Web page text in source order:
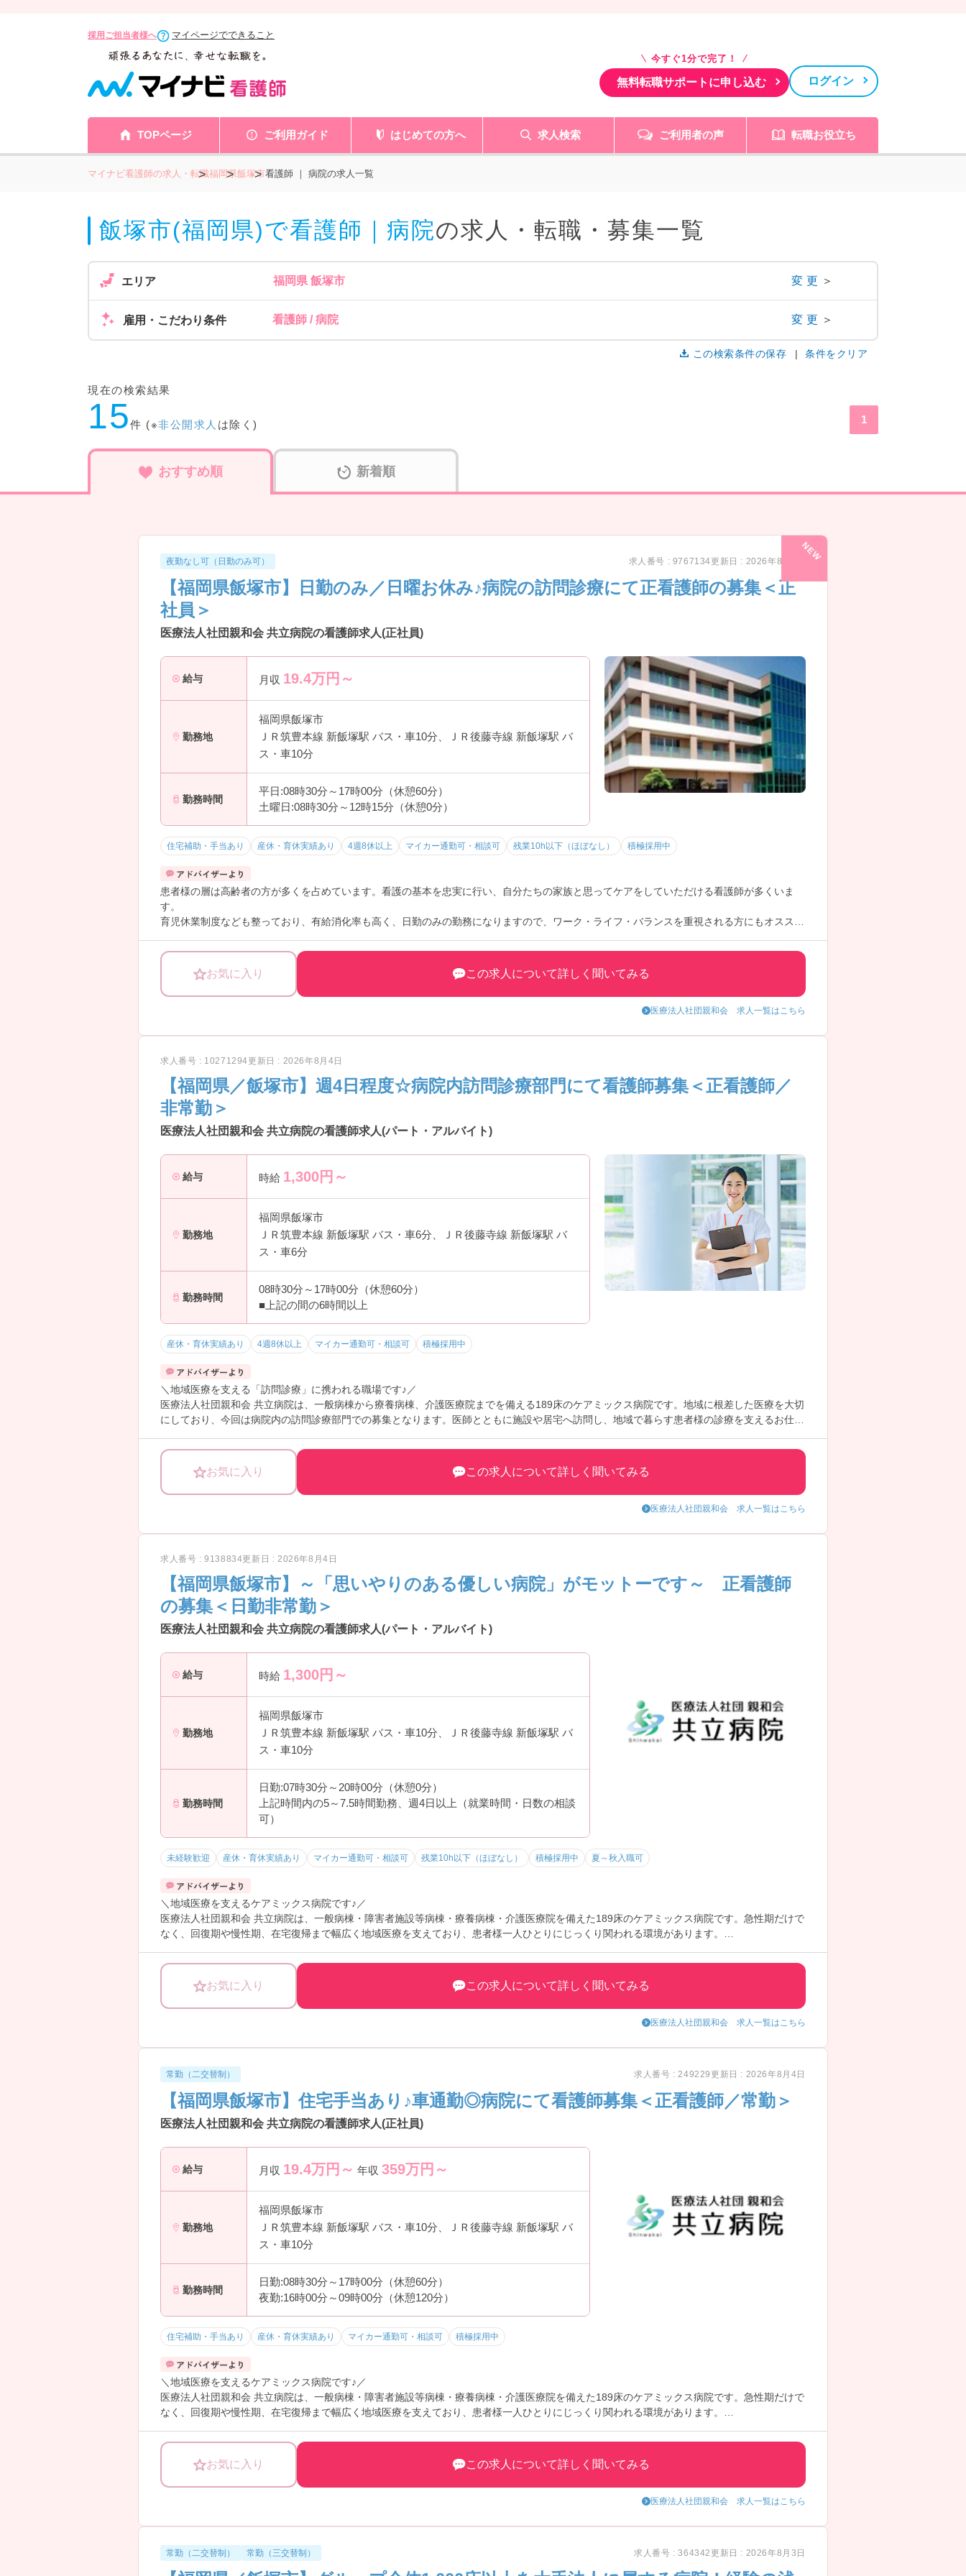
採用ご担当者様へ マイページでできること
今すぐ1分で完了！
無料転職サポートに申し込む ログイン
TOPページ ご利用ガイド はじめての方へ 求人検索 ご利用者の声 転職お役立ち
マイナビ看護師の求人・転職福岡県飯塚市看護師 ｜ 病院の求人一覧
飯塚市(福岡県)で看護師｜病院の求人・転職・募集一覧
エリア 福岡県 飯塚市 変更 ＞
雇用・こだわり条件 看護師 / 病院 変更 ＞
この検索条件の保存 条件をクリア
現在の検索結果
15件 (※非公開求人 は除く) 1
おすすめ順 新着順
夜勤なし可（日勤のみ可） 求人番号 : 9767134更新日 : 2026年8月7日
【福岡県飯塚市】日勤のみ／日曜お休み♪病院の訪問診療にて正看護師の募集＜正
社員＞
医療法人社団親和会 共立病院の看護師求人(正社員)
給与 月収 19.4万円～
勤務地
福岡県飯塚市
ＪＲ筑豊本線 新飯塚駅 バス・車10分、ＪＲ後藤寺線 新飯塚駅 バ
ス・車10分
勤務時間
平日:08時30分～17時00分（休憩60分）
土曜日:08時30分～12時15分（休憩0分）
住宅補助・手当あり 産休・育休実績あり 4週8休以上 マイカー通勤可・相談可 残業10h以下（ほぼなし） 積極採用中
患者様の層は高齢者の方が多くを占めています。看護の基本を忠実に行い、自分たちの家族と思ってケアをしていただける看護師が多くいま
す。
育児休業制度なども整っており、有給消化率も高く、日勤のみの勤務になりますので、ワーク・ライフ・バランスを重視される方にもオススメ
詳しいご説明をいたしますので、気になる方はぜひお気軽にお問い合わせ下さい！
お気に入り この求人について詳しく聞いてみる
医療法人社団親和会 求人一覧はこちら
求人番号 : 10271294更新日 : 2026年8月4日
【福岡県／飯塚市】週4日程度☆病院内訪問診療部門にて看護師募集＜正看護師／
非常勤＞
医療法人社団親和会 共立病院の看護師求人(パート・アルバイト)
給与 時給 1,300円～
勤務地
福岡県飯塚市
ＪＲ筑豊本線 新飯塚駅 バス・車6分、ＪＲ後藤寺線 新飯塚駅 バ
ス・車6分
勤務時間
08時30分～17時00分（休憩60分）
■上記の間の6時間以上
産休・育休実績あり 4週8休以上 マイカー通勤可・相談可 積極採用中
＼地域医療を支える「訪問診療」に携われる職場です♪／
医療法人社団親和会 共立病院は、一般病棟から療養病棟、介護医療院までを備える189床のケアミックス病院です。地域に根差した医療を大切
にしており、今回は病院内の訪問診療部門での募集となります。医師とともに施設や居宅へ訪問し、地域で暮らす患者様の診療を支えるお仕事
域医療に貢献しながら無理なく長く働けることも魅力のひとつです♪
――――――――――――――― ■ 「病院母体」の安心感が魅力♪ ―――――――――――――――
訪問診療未経験の方も挑戦しやすい環境です。
・病院運営の訪問診療部門
→ 病院ならではのバックアップ体制があり、安心して経験を積めます♪
住み慣れた環境で生活を続けたい患者様を支えるお仕事です。
・施設や居宅への訪問診療
・在宅療養をサポート
・患者様と継続的に関われる
――――――――――――――― ■ ワークライフバランスも大切に♪ ―――――――――――――――
・残業月平均1時間程度
・病院母体で安定性あり
・長期就業を目指せる職場
→ 仕事とプライベートを両立しながら働きやすい環境です♪
――――――――――――――― ■ 幅広い経験を活かせます♪ ―――――――――――――――
これまでの看護経験を在宅医療の分野で活かせます。
・正看護師・准看護師応募可能
・地域医療に興味がある方歓迎
・在宅医療分野に挑戦可能
お気に入り この求人について詳しく聞いてみる
医療法人社団親和会 求人一覧はこちら
求人番号 : 9138834更新日 : 2026年8月4日
【福岡県飯塚市】～「思いやりのある優しい病院」がモットーです～ 正看護師
の募集＜日勤非常勤＞
医療法人社団親和会 共立病院の看護師求人(パート・アルバイト)
給与 時給 1,300円～
勤務地
福岡県飯塚市
ＪＲ筑豊本線 新飯塚駅 バス・車10分、ＪＲ後藤寺線 新飯塚駅 バ
ス・車10分
勤務時間
日勤:07時30分～20時00分（休憩0分）
上記時間内の5～7.5時間勤務、週4日以上（就業時間・日数の相談
可）
未経験歓迎 産休・育休実績あり マイカー通勤可・相談可 残業10h以下（ほぼなし） 積極採用中 夏～秋入職可
＼地域医療を支えるケアミックス病院です♪／
医療法人社団親和会 共立病院は、一般病棟・障害者施設等病棟・療養病棟・介護医療院を備えた189床のケアミックス病院です。急性期だけで
なく、回復期や慢性期、在宅復帰まで幅広く地域医療を支えており、患者様一人ひとりにじっくり関われる環境があります。
また、正看護師・准看護師ともに応募可能で、常勤だけでなく契約社員やパートの相談もOK。経験年数は不問のため、ブランクのある方や経
験が浅い方もチャレンジしやすい環境となっています♪
――――――――――――――― ■ 「病棟専任」で働きやすい♪ ―――――――――――――――
病棟業務に集中できる環境です。
→ 病棟経験を積みたい方にもおすすめです♪
――――――――――――――― ■ 長く安心して働ける環境◎ ―――――――――――――――
働きやすさを大切にしている病院です。
・年間休日113日
・残業月平均1時間程度
・夜勤回数は月3～5回程度
→ ワークライフバランスを重視したい方にもぴったりの環境です♪
――――――――――――――― ■ 幅広い働き方が相談可能！ ―――――――――――――――
ライフスタイルに合わせて働き方を相談できます。
・常勤を積極採用中
・契約社員も応募可能
・日勤常勤も相談可
→ 自分に合った働き方を見つけやすい職場です♪
――――――――――――――― ■ 地域に根差したケアミックス病院 ―――――――――――――――
急性期から在宅復帰支援まで幅広く対応しています。
・病床数189床
（一般病棟39床、障害者施設等病棟50床、療養病棟50床、介護医療院50床）
お気に入り この求人について詳しく聞いてみる
医療法人社団親和会 求人一覧はこちら
常勤（二交替制） 求人番号 : 249229更新日 : 2026年8月4日
【福岡県飯塚市】住宅手当あり♪車通勤◎病院にて看護師募集＜正看護師／常勤＞
医療法人社団親和会 共立病院の看護師求人(正社員)
給与 月収 19.4万円～ 年収 359万円～
勤務地
福岡県飯塚市
ＪＲ筑豊本線 新飯塚駅 バス・車10分、ＪＲ後藤寺線 新飯塚駅 バ
ス・車10分
勤務時間
日勤:08時30分～17時00分（休憩60分）
夜勤:16時00分～09時00分（休憩120分）
住宅補助・手当あり 産休・育休実績あり マイカー通勤可・相談可 積極採用中
＼地域医療を支えるケアミックス病院です♪／
医療法人社団親和会 共立病院は、一般病棟・障害者施設等病棟・療養病棟・介護医療院を備えた189床のケアミックス病院です。急性期だけで
なく、回復期や慢性期、在宅復帰まで幅広く地域医療を支えており、患者様一人ひとりにじっくり関われる環境があります。
また、正看護師・准看護師ともに応募可能で、常勤だけでなく契約社員やパートの相談もOK。経験年数は不問のため、ブランクのある方や経
験が浅い方もチャレンジしやすい環境となっています♪
――――――――――――――― ■ 「病棟専任」で働きやすい♪ ―――――――――――――――
病棟業務に集中できる環境です。
→ 病棟経験を積みたい方にもおすすめです♪
――――――――――――――― ■ 長く安心して働ける環境◎ ―――――――――――――――
お気に入り この求人について詳しく聞いてみる
医療法人社団親和会 求人一覧はこちら
常勤（二交替制） 常勤（三交替制） 求人番号 : 364342更新日 : 2026年8月3日